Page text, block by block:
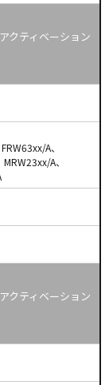
クティベーション
A、
A、
クティベーション